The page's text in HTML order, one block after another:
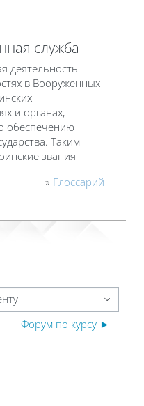
служба
деятельность
в Вооруженных
и органах,
обеспечению
Таким
звания
» Глоссарий
Форум по курсу ►